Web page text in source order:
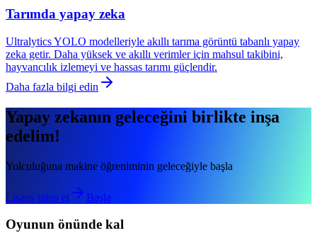
Tarımda yapay zeka
Ultralytics YOLO modelleriyle akıllı tarıma görüntü tabanlı yapay
zeka getir. Daha yüksek ve akıllı verimler için mahsul takibini,
hayvancılık izlemeyi ve hassas tarımı güçlendir.
Daha fazla bilgi edin
Yapay zekanın geleceğini birlikte inşa
edelim!
Yolculuğuna makine öğreniminin geleceğiyle başla
Lisans talep et Başla
Oyunun önünde kal